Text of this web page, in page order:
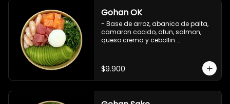
Gohan OK
- Base de arroz, abanico de palta,
camaron cocido, atun, salmon,
queso crema y cebollin.
$9.900